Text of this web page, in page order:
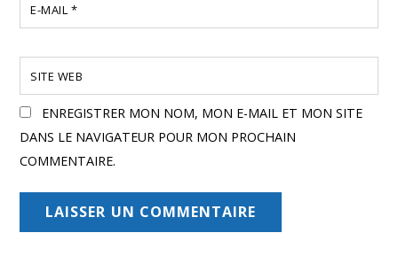
E-MAIL *
SITE WEB
ENREGISTRER MON NOM, MON E-MAIL ET MON SITE
DANS LE NAVIGATEUR POUR MON PROCHAIN
COMMENTAIRE.